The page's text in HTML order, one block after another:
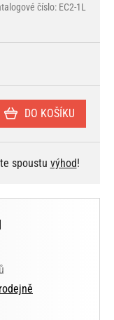
číslo: EC2-1L
DO KOŠÍKU
spoustu výhod!